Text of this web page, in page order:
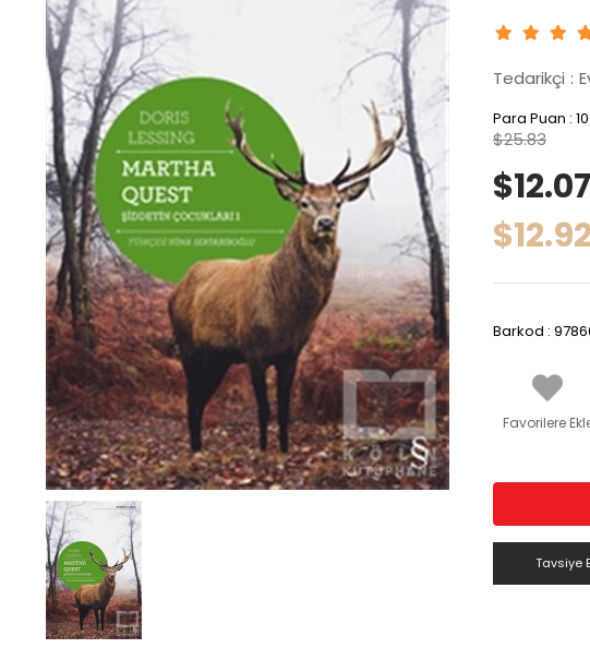
Tedarikçi :
Para Puan :
$25.83
$12.07
$12.92
Barkod :
Favorilere
Tavsiye